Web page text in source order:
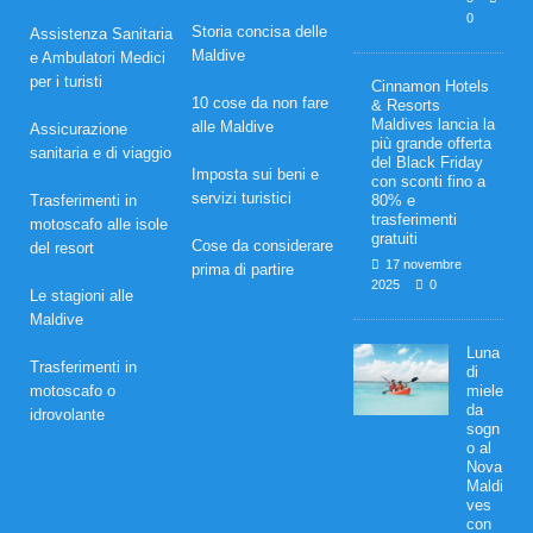
Assistenza Sanitaria
e Ambulatori Medici
per i turisti
Assicurazione
sanitaria e di viaggio
Trasferimenti in
motoscafo alle isole
del resort
Le stagioni alle
Maldive
Trasferimenti in
motoscafo o
idrovolante
Storia concisa delle
Maldive
10 cose da non fare
alle Maldive
Imposta sui beni e
servizi turistici
Cose da considerare
prima di partire
0
Cinnamon Hotels
& Resorts
Maldives lancia la
più grande offerta
del Black Friday
con sconti fino a
80% e
trasferimenti
gratuiti
17 novembre
2025
0
Luna
di
miele
da
sogn
o al
Nova
Maldi
ves
con